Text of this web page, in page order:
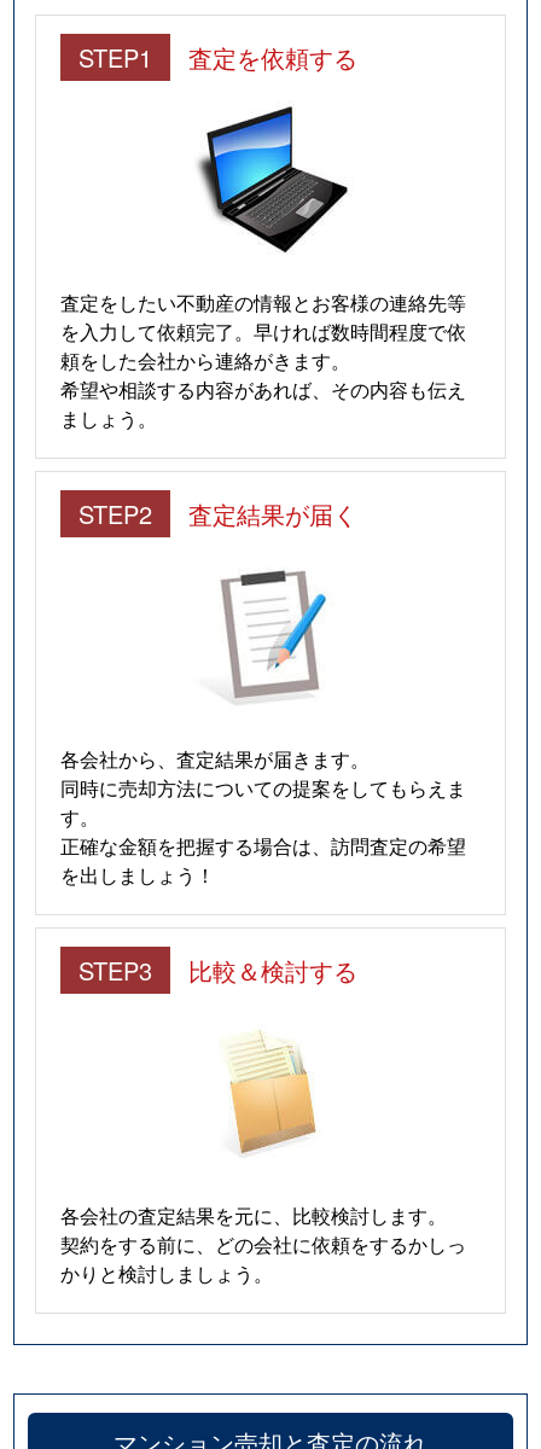
STEP1 査定を依頼する
査定をしたい不動産の情報とお客様の連絡先等
を入力して依頼完了。早ければ数時間程度で依
頼をした会社から連絡がきます。
希望や相談する内容があれば、その内容も伝え
ましょう。
STEP2 査定結果が届く
各会社から、査定結果が届きます。
同時に売却方法についての提案をしてもらえま
す。
正確な金額を把握する場合は、訪問査定の希望
を出しましょう！
STEP3 比較＆検討する
各会社の査定結果を元に、比較検討します。
契約をする前に、どの会社に依頼をするかしっ
かりと検討しましょう。